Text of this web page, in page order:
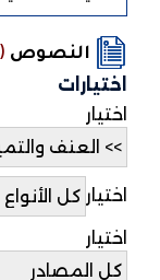
النصوص (8)
اختيارات
اختيار
اختيار
اختيار